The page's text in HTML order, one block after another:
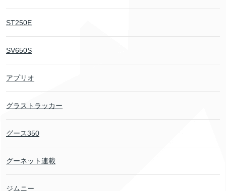
ST250E
SV650S
アプリオ
グラストラッカー
グース350
グーネット連載
ジムニー